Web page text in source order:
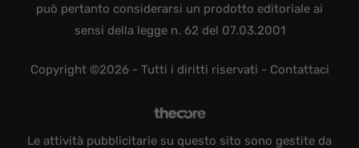
può pertanto considerarsi un prodotto editoriale ai
sensi della legge n. 62 del 07.03.2001
Copyright ©2026 - Tutti i diritti riservati - Contattaci
Le attività pubblicitarie su questo sito sono gestite da